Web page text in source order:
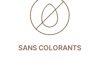
SANS COLORANTS